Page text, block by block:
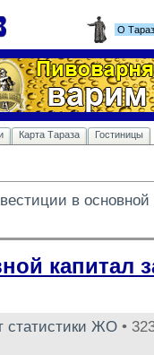
О
Карта Тараза Гостиницы
в основной
капитал
статистики ЖО •